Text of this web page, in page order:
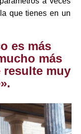
que tienes en un
es más
más
resulte muy